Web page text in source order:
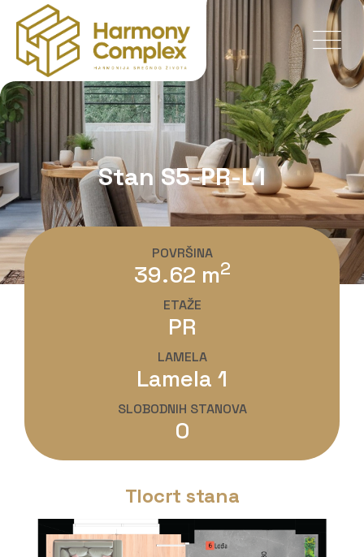
Stan S5-PR-L1
POVRŠINA
39.62 m2
ETAŽE
PR
LAMELA
Lamela 1
SLOBODNIH STANOVA
0
Tlocrt stana